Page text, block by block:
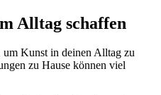
Alltag schaffen
um Kunst in deinen Alltag zu
zu Hause können viel